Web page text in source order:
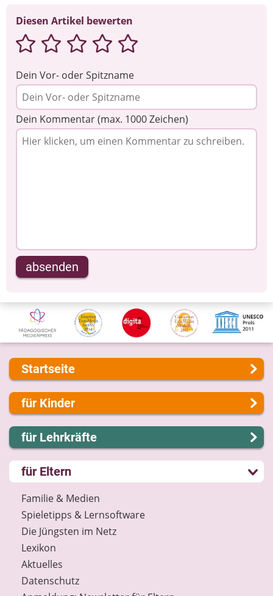
Diesen Artikel bewerten
Dein Vor- oder Spitzname
Dein Kommentar (max. 1000 Zeichen)
absenden
Startseite
Über uns
Presse
Kontakt
Impressum
Internet-ABC Sitemap
Barrierefreiheit
Länderprojekte
für Kinder
Lernen und Schule
Hobby und Freizeit
Spiel und Spaß
Mitreden und Mitmachen
Lexikon
Datenschutz
Newsletter
für Lehrkräfte
Lernmodule
Unterrichts­materialien
Internet-ABC-Schule
Praxishilfen
Aktuelles
Materialbestellung
Lexikon
Datenschutz
für Eltern
Familie & Medien
Spieletipps & Lernsoftware
Die Jüngsten im Netz
Lexikon
Aktuelles
Datenschutz